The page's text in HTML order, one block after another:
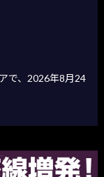
で、2026年8月24